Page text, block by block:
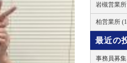
岩槻営業
柏営業所
最近の
事務員募